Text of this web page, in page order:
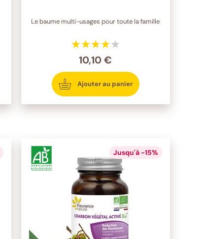
Le baume multi-usages pour toute la famille
10,10 €
Ajouter au panier
Jusqu'à -15%